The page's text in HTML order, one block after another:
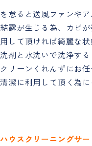
怠ると送風ファンや
露が生じる為、カビ
して頂ければ綺麗な
剤と水洗いで洗浄す
リーンくれんずにお
潔に利用して頂く為
ウスクリーニングサ